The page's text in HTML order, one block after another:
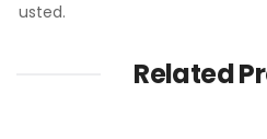
usted.
Related